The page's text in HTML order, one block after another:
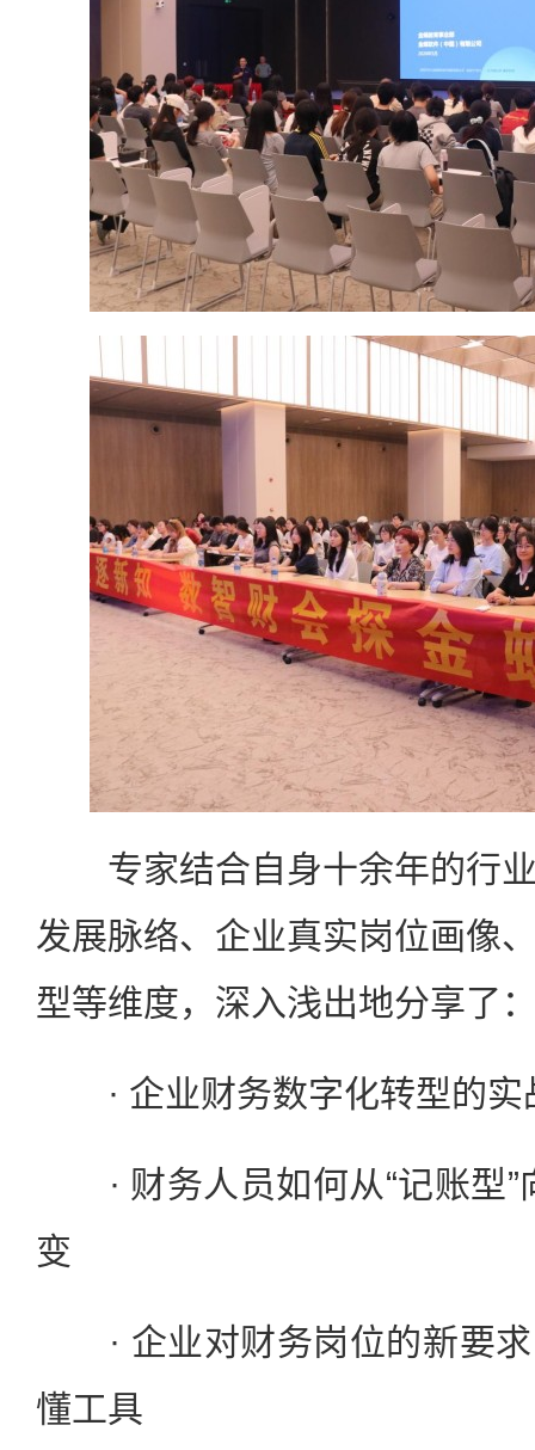
专家结合自身十余年的行业
发展脉络、企业真实岗位画像
型等维度，深入浅出地分享了
· 企业财务数字化转型的实
· 财务人员如何从“记账型”
变
· 企业对财务岗位的新要求
懂工具